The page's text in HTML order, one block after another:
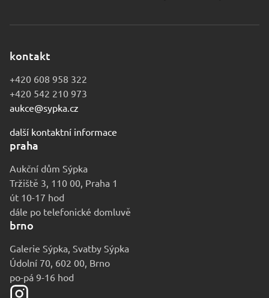
kontakt
+420 608 958 322
+420 542 210 973
aukce@sypka.cz
další kontaktní informace
praha
Aukční dům Sýpka
Tržiště 3, 110 00, Praha 1
út 10-17 hod
dále po telefonické domluvě
brno
Galerie Sýpka, Svatby Sýpka
Údolní 70, 602 00, Brno
po-pá 9-16 hod